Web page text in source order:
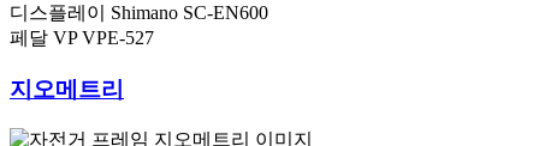
디스플레이
Shimano SC-EN600
페달 VP VPE-527
지오메트리